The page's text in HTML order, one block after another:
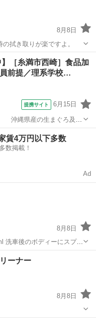
8月8日
拭き取りが楽ですよ。
ンス用品
】［糸満市西崎］食品加
前提／理系学校…
提携サイト 6月15日
沖縄県産の生まぐろ及び
卒なら未経験でもOK！
賃4万円以下多数
数掲載！
Ad
8月8日
洗車後のボディーにスプレ
の後の洗車も楽になりま
ンス用品
ーナー
8月8日